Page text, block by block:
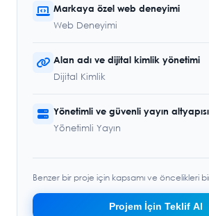
Markaya özel web deneyimi
Web Deneyimi
Alan adı ve dijital kimlik yönetimi
Dijital Kimlik
Yönetimli ve güvenli yayın altyapısı
Yönetimli Yayın
Benzer bir proje için kapsamı ve öncelikleri
Projem İçin Teklif Al